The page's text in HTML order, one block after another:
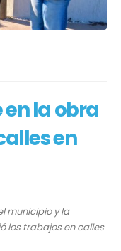
la obra
en
municipio y la
los trabajos en calles